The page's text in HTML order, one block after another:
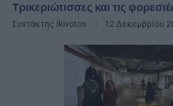
Τρικεριώτισσες και τις
Συντάκτης Ikivotos 12 Δεκεμβρίου